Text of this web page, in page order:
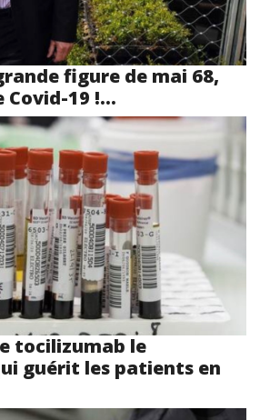
figure de mai 68,
19 !...
tocilizumab le
guérit les patients en